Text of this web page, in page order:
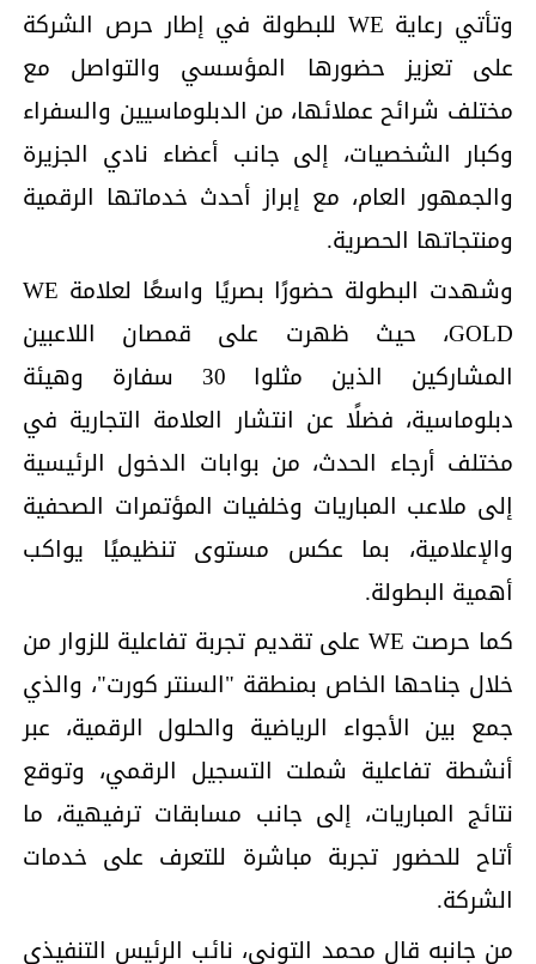
وتأتي رعاية WE للبطولة في إطار حرص الشركة
على تعزيز حضورها المؤسسي والتواصل مع
مختلف شرائح عملائها، من الدبلوماسيين والسفراء
وكبار الشخصيات، إلى جانب أعضاء نادي الجزيرة
والجمهور العام، مع إبراز أحدث خدماتها الرقمية
ومنتجاتها الحصرية.
وشهدت البطولة حضورًا بصريًا واسعًا لعلامة WE
GOLD، حيث ظهرت على قمصان اللاعبين
المشاركين الذين مثلوا 30 سفارة وهيئة
دبلوماسية، فضلًا عن انتشار العلامة التجارية في
مختلف أرجاء الحدث، من بوابات الدخول الرئيسية
إلى ملاعب المباريات وخلفيات المؤتمرات الصحفية
والإعلامية، بما عكس مستوى تنظيميًا يواكب
أهمية البطولة.
كما حرصت WE على تقديم تجربة تفاعلية للزوار من
خلال جناحها الخاص بمنطقة "السنتر كورت"، والذي
جمع بين الأجواء الرياضية والحلول الرقمية، عبر
أنشطة تفاعلية شملت التسجيل الرقمي، وتوقع
نتائج المباريات، إلى جانب مسابقات ترفيهية، ما
أتاح للحضور تجربة مباشرة للتعرف على خدمات
الشركة.
من جانبه قال محمد التوني، نائب الرئيس التنفيذي